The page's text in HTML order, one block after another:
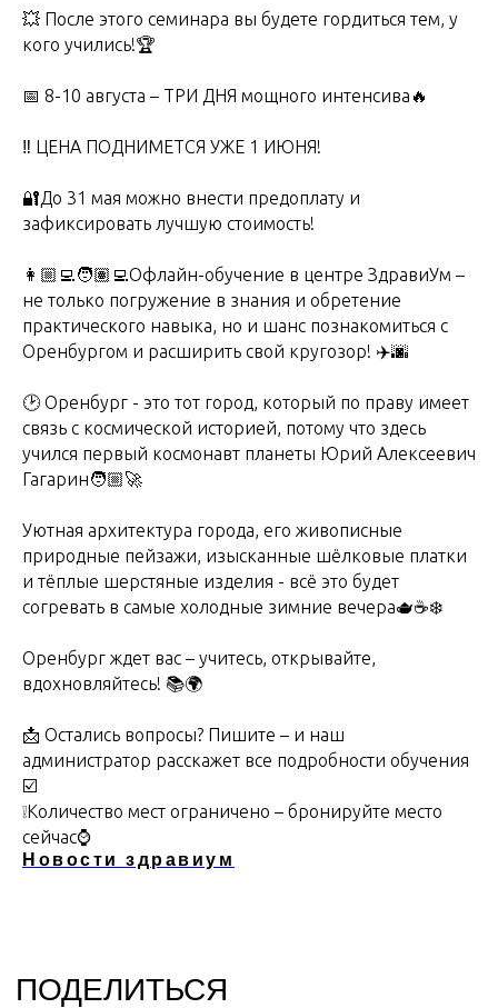
💥 После этого семинара вы будете гордиться тем, у
кого учились!🏆
📅 8-10 августа – ТРИ ДНЯ мощного интенсива🔥
‼️ ЦЕНА ПОДНИМЕТСЯ УЖЕ 1 ИЮНЯ!
🔐До 31 мая можно внести предоплату и
зафиксировать лучшую стоимость!
👩🏼‍💻🧑🏽‍💻Офлайн-обучение в центре ЗдравиУм –
не только погружение в знания и обретение
практического навыка, но и шанс познакомиться с
Оренбургом и расширить свой кругозор! ✈️🌆
🕑 Оренбург - это тот город, который по праву имеет
связь с космической историей, потому что здесь
учился первый космонавт планеты Юрий Алексеевич
Гагарин🧑🏼‍🚀
Уютная архитектура города, его живописные
природные пейзажи, изысканные шёлковые платки
и тёплые шерстяные изделия - всё это будет
согревать в самые холодные зимние вечера🫖☕️❄️
Оренбург ждет вас – учитесь, открывайте,
вдохновляйтесь! 📚🌍
📩 Остались вопросы? Пишите – и наш
администратор расскажет все подробности обучения
☑️
❕Количество мест ограничено – бронируйте место
сейчас⌚️
Новости здравиум
ЗАПИСАТЬСЯ В ДРУГОМ ГОРОДЕ
Мы на карте
г.Оренбург ​Челюскинцев,
14
О центре
Услуги
Цены
Франшиза
Контакты
График работы